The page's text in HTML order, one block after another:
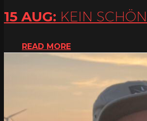
15 AUG: KEIN
READ MORE